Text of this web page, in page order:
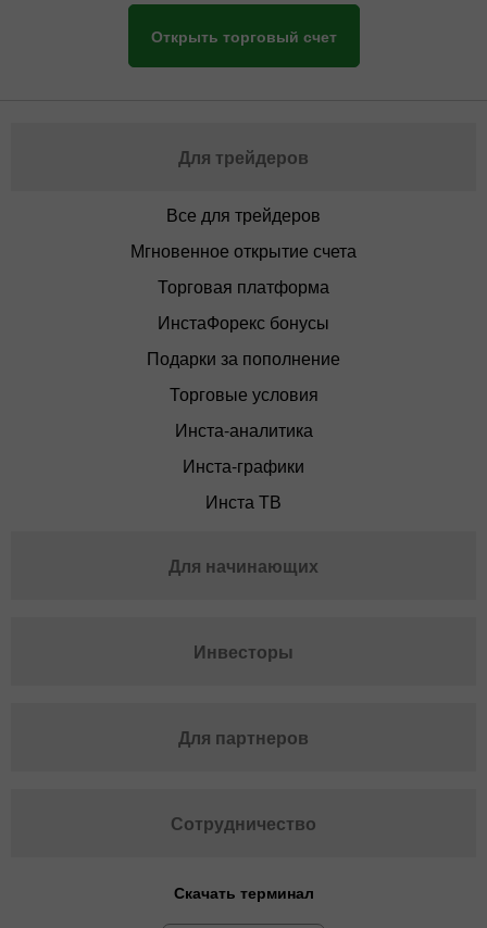
Открыть торговый счет
Для трейдеров
Все для трейдеров
Мгновенное открытие счета
Торговая платформа
ИнстаФорекс бонусы
Подарки за пополнение
Торговые условия
Инста-аналитика
Инста-графики
Инста ТВ
Для начинающих
Инвесторы
Для партнеров
Сотрудничество
Скачать терминал